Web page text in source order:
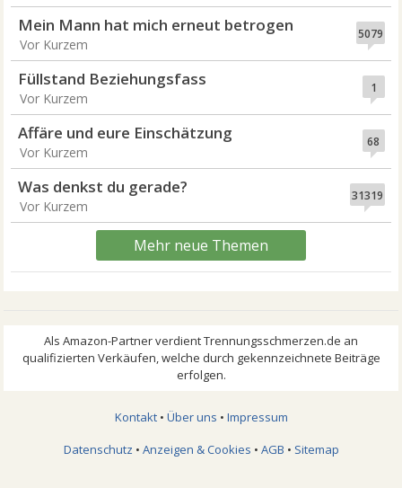
5079
Mein Mann hat mich erneut betrogen
Vor Kurzem
1
Füllstand Beziehungsfass
Vor Kurzem
68
Affäre und eure Einschätzung
Vor Kurzem
31319
Was denkst du gerade?
Vor Kurzem
Mehr neue Themen
Kontakt• Über uns • Impressum
Datenschutz • Anzeigen & Cookies • AGB • Sitemap